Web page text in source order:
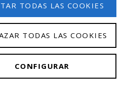
Todos los derechos reservados.
TODAS LAS COOKIES
TODAS LAS COOKIES
CONFIGURAR